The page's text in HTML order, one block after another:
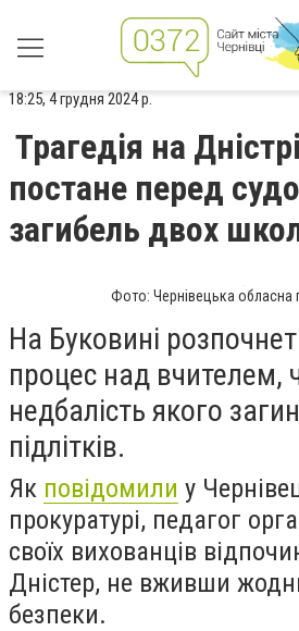
18:25, 4 грудня 2024 р.
Трагедія на
постане перед
загибель двох
Фото: Чернівецька обласна
На Буковині
процес над вчителем,
недбалість якого
підлітків.
Як повідомили у
прокуратурі, педагог
своїх вихованців
Дністер, не вживши
безпеки.